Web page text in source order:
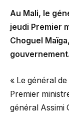
Au Mali, le
jeudi Premier
Choguel
gouvernement.
« Le général
Premier
général Assimi